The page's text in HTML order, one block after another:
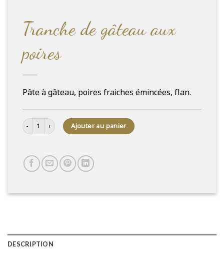
Tranche de gâteau aux
poires
Pâte à gâteau, poires fraiches émincées, flan.
quantité de Tranche de gâteau aux poires
Ajouter au panier
DESCRIPTION